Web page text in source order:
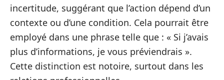
incertitude, suggérant que l’action dépend d’un
contexte ou d’une condition. Cela pourrait être
employé dans une phrase telle que : « Si j’avais
plus d’informations, je vous préviendrais ».
Cette distinction est notoire, surtout dans les